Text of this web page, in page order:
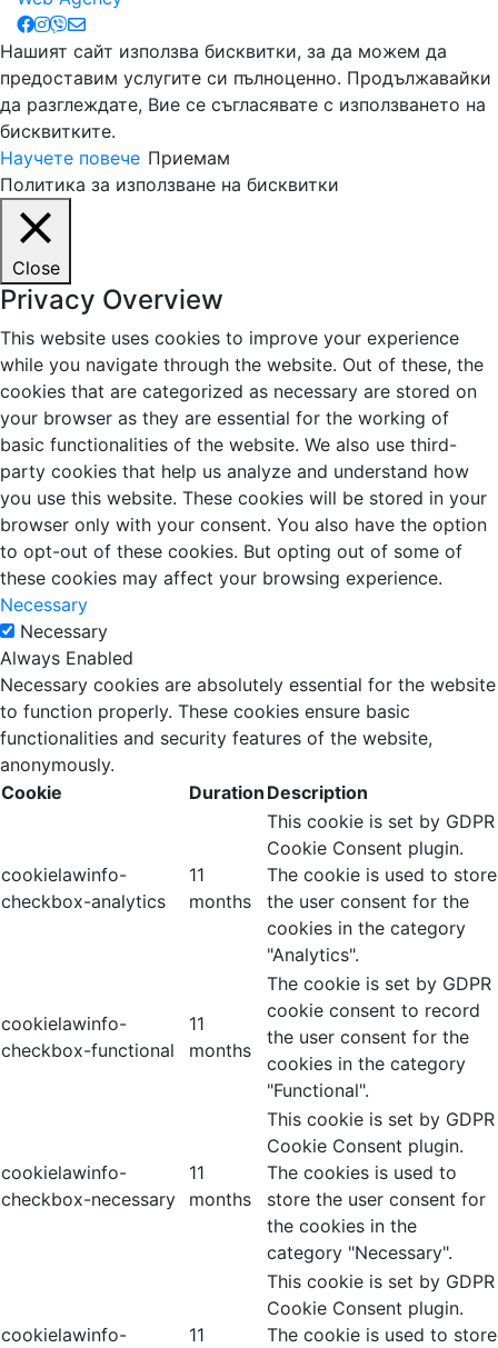
Нашият сайт използва бисквитки, за да можем да
предоставим услугите си пълноценно. Продължавайки
да разглеждате, Вие се съгласявате с използването на
бисквитките.
Научете повече Приемам
Политика за използване на бисквитки
Close
Privacy Overview
This website uses cookies to improve your experience
while you navigate through the website. Out of these, the
cookies that are categorized as necessary are stored on
your browser as they are essential for the working of
basic functionalities of the website. We also use third-
party cookies that help us analyze and understand how
you use this website. These cookies will be stored in your
browser only with your consent. You also have the option
to opt-out of these cookies. But opting out of some of
these cookies may affect your browsing experience.
Necessary
Necessary
Always Enabled
Necessary cookies are absolutely essential for the website
to function properly. These cookies ensure basic
functionalities and security features of the website,
anonymously.
Cookie
Duration Description
cookielawinfo-
checkbox-analytics
11
months
This cookie is set by GDPR
Cookie Consent plugin.
The cookie is used to store
the user consent for the
cookies in the category
"Analytics".
cookielawinfo-
checkbox-functional
11
months
The cookie is set by GDPR
cookie consent to record
the user consent for the
cookies in the category
"Functional".
cookielawinfo-
checkbox-necessary
11
months
This cookie is set by GDPR
Cookie Consent plugin.
The cookies is used to
store the user consent for
the cookies in the
category "Necessary".
cookielawinfo-
11
This cookie is set by GDPR
Cookie Consent plugin.
The cookie is used to store